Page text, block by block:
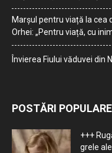
Marșul pentru viață la cea
Orhei: „Pentru viață, cu
Învierea Fiului văduvei din
POSTĂRI POPULARE
+++
grele